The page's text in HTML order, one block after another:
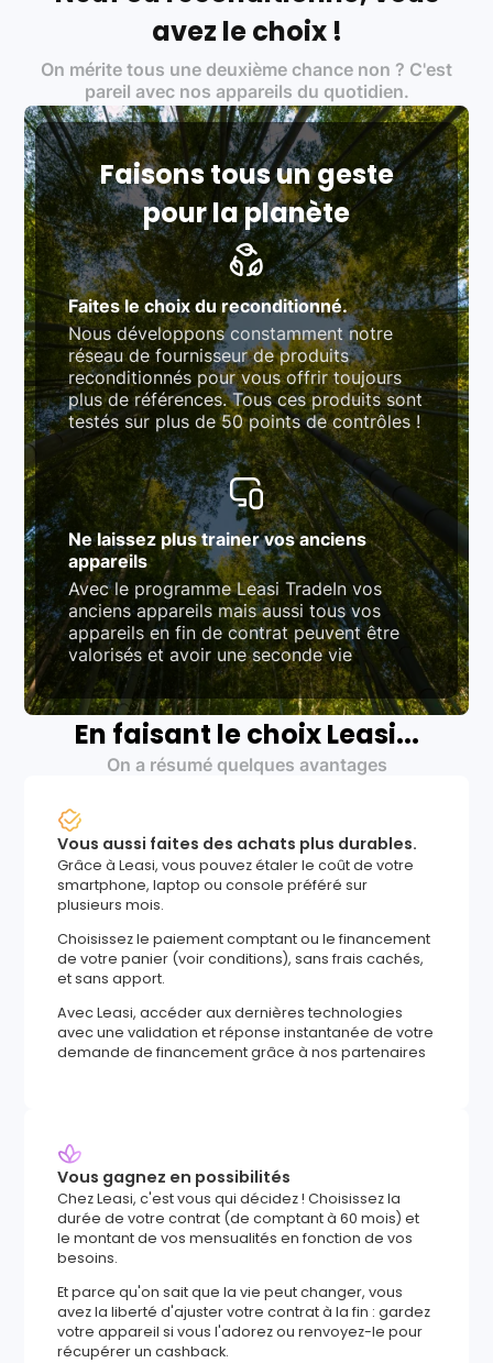
Labels environnementaux & qualité de nos partenaires
traitement des déchets électroniques (DEEE)
Produits testés et vérifiés selon des standards
rigoureux (80 à 100 points de contrôle en
fonction des produits)
Respect des normes RAEE, RoHS, et du
référentiel QualiRepar (bonus réparation)
avez le choix !
On mérite tous une deuxième chance non ? C'est
pareil avec nos appareils du quotidien.
Faisons tous un geste
pour la planète
Faites le choix du reconditionné.
Nous développons constamment notre
réseau de fournisseur de produits
reconditionnés pour vous offrir toujours
plus de références. Tous ces produits sont
testés sur plus de 50 points de contrôles !
Ne laissez plus trainer vos anciens
appareils
Avec le programme Leasi TradeIn vos
anciens appareils mais aussi tous vos
appareils en fin de contrat peuvent être
valorisés et avoir une seconde vie
En faisant le choix Leasi...
On a résumé quelques avantages
Vous aussi faites des achats plus durables.
Grâce à Leasi, vous pouvez étaler le coût de votre
smartphone, laptop ou console préféré sur
plusieurs mois.
Choisissez le paiement comptant ou le financement
de votre panier (voir conditions), sans frais cachés,
et sans apport.
Avec Leasi, accéder aux dernières technologies
avec une validation et réponse instantanée de votre
demande de financement grâce à nos partenaires
Vous gagnez en possibilités
Chez Leasi, c'est vous qui décidez ! Choisissez la
durée de votre contrat (de comptant à 60 mois) et
le montant de vos mensualités en fonction de vos
besoins.
Et parce qu'on sait que la vie peut changer, vous
avez la liberté d'ajuster votre contrat à la fin : gardez
votre appareil si vous l'adorez ou renvoyez-le pour
récupérer un cashback.